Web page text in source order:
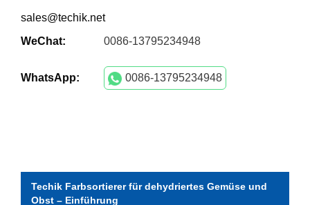
sales@techik.net
WeChat:
0086-13795234948
WhatsApp: 0086-13795234948
Techik Farbsortierer für dehydriertes Gemüse und
Obst – Einführung